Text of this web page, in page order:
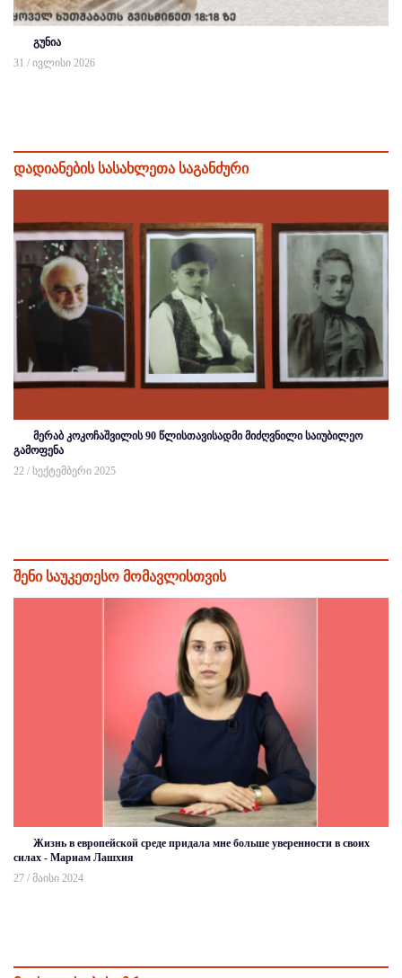
გუნია
31 / ივლისი 2026
დადიანების სასახლეთა საგანძური
მერაბ კოკოჩაშვილის 90 წლისთავისადმი მიძღვნილი საიუბილეო
გამოფენა
22 / სექტემბერი 2025
შენი საუკეთესო მომავლისთვის
Жизнь в европейской среде придала мне больше уверенности в своих
силах - Мариам Лашхия
27 / მაისი 2024